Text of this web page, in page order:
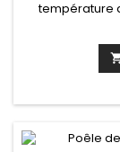
température
d’autres
cabine de
température
poêle